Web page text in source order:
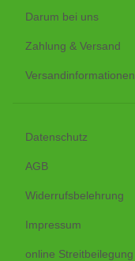
Darum bei uns
Zahlung & Versand
Versandinformationen
Datenschutz
AGB
Widerrufsbelehrung
Impressum
online Streitbeilegung